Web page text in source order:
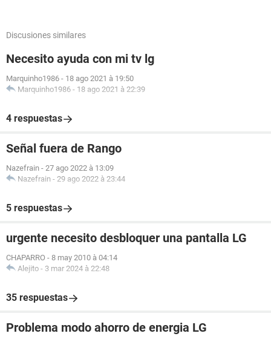
Discusiones similares
Necesito ayuda con mi tv lg
Marquinho1986 - 18 ago 2021 à 19:50
Marquinho1986 - 18 ago 2021 à 22:39
4 respuestas
Señal fuera de Rango
Nazefrain - 27 ago 2022 à 13:09
Nazefrain - 29 ago 2022 à 23:44
5 respuestas
urgente necesito desbloquer una pantalla LG
CHAPARRO - 8 may 2010 à 04:14
Alejito - 3 mar 2024 à 22:48
35 respuestas
Problema modo ahorro de energia LG